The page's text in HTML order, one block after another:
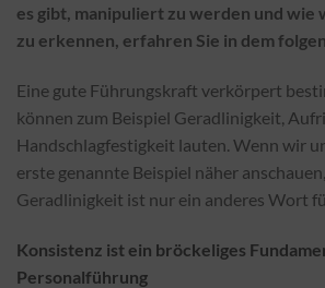
es gibt, manipuliert zu werden und wie
zu erkennen, erfahren Sie in dem
Eine gute Führungskraft verkörpert
können zum Beispiel Geradlinigkeit,
Handschlagfestigkeit lauten. Wenn wir
erste genannte Beispiel näher
Geradlinigkeit ist nur ein anderes Wort
Konsistenz ist ein bröckeliges
Personalführung